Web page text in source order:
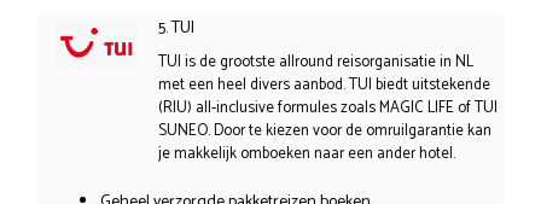
5. TUI
TUI is de grootste allround reisorganisatie in NL
met een heel divers aanbod. TUI biedt uitstekende
(RIU) all-inclusive formules zoals MAGIC LIFE of TUI
SUNEO. Door te kiezen voor de omruilgarantie kan
je makkelijk omboeken naar een ander hotel.